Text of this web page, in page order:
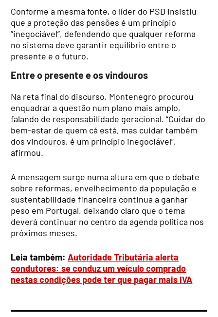
Conforme a mesma fonte, o líder do PSD insistiu
que a proteção das pensões é um princípio
“inegociável”, defendendo que qualquer reforma
no sistema deve garantir equilíbrio entre o
presente e o futuro.
Entre o presente e os vindouros
Na reta final do discurso, Montenegro procurou
enquadrar a questão num plano mais amplo,
falando de responsabilidade geracional. “Cuidar do
bem-estar de quem cá está, mas cuidar também
dos vindouros, é um princípio inegociável”,
afirmou.
A mensagem surge numa altura em que o debate
sobre reformas, envelhecimento da população e
sustentabilidade financeira continua a ganhar
peso em Portugal, deixando claro que o tema
deverá continuar no centro da agenda política nos
próximos meses.
Leia também:Autoridade Tributária alerta
condutores: se conduz um veículo comprado
nestas condições pode ter que pagar mais IVA